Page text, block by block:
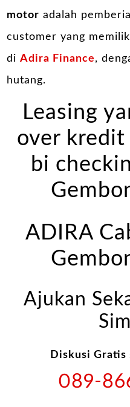
motor adalah
customer yang
diAdira Finance,
hutang.
Leasing
over
bi
ADIRA
Ajukan
Diskusi Gratis
089-